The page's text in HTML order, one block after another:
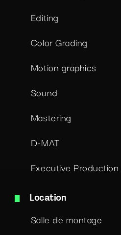
Editing
Color Grading
Motion graphics
Sound
Mastering
D-MAT
Executive Production
Location
Salle de montage